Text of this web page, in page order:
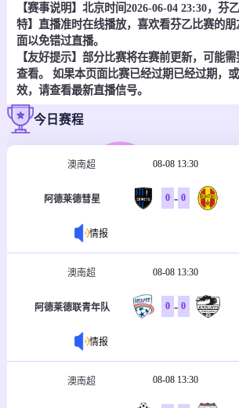
【赛事说明】北京时间2026-06-04 23:30，芬
特】直播准时在线播放，喜欢看芬乙比赛的
面以免错过直播。
【友好提示】部分比赛将在赛前更新，可能
查看。 如果本页面比赛已经过期已经过期，
效，请查看最新直播信号。
今日赛程
澳南超 08-08 13:30
阿德莱德彗星 0 - 0
情报
澳南超 08-08 13:30
阿德莱德联青年队 0 - 0
情报
澳南超 08-08 13:30